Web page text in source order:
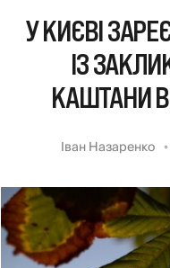
У КИЄВІ
ІЗ
КАШТАНИ
Іван Назаренко